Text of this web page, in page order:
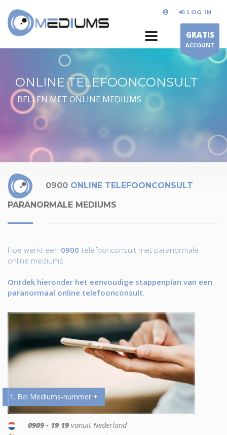
LOG IN
GRATIS
ACCOUNT
ONLINE TELEFOONCONSULT
BELLEN MET ONLINE MEDIUMS
0900 ONLINE TELEFOONCONSULT
PARANORMALE MEDIUMS
Hoe werkt een 0900-telefoonconsult met paranormale
online mediums.
Ontdek hieronder het eenvoudige stappenplan van een
paranormaal online telefoonconsult.
1. Bel Mediums-nummer +
0909 - 19 19 vanuit Nederland